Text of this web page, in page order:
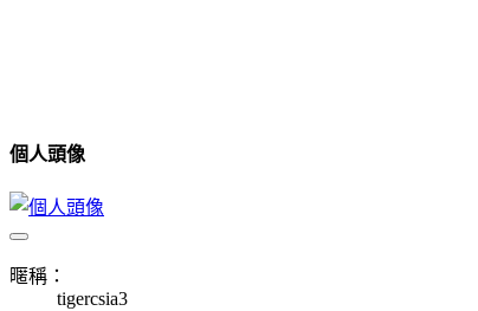
個人頭像
暱稱：
tigercsia3